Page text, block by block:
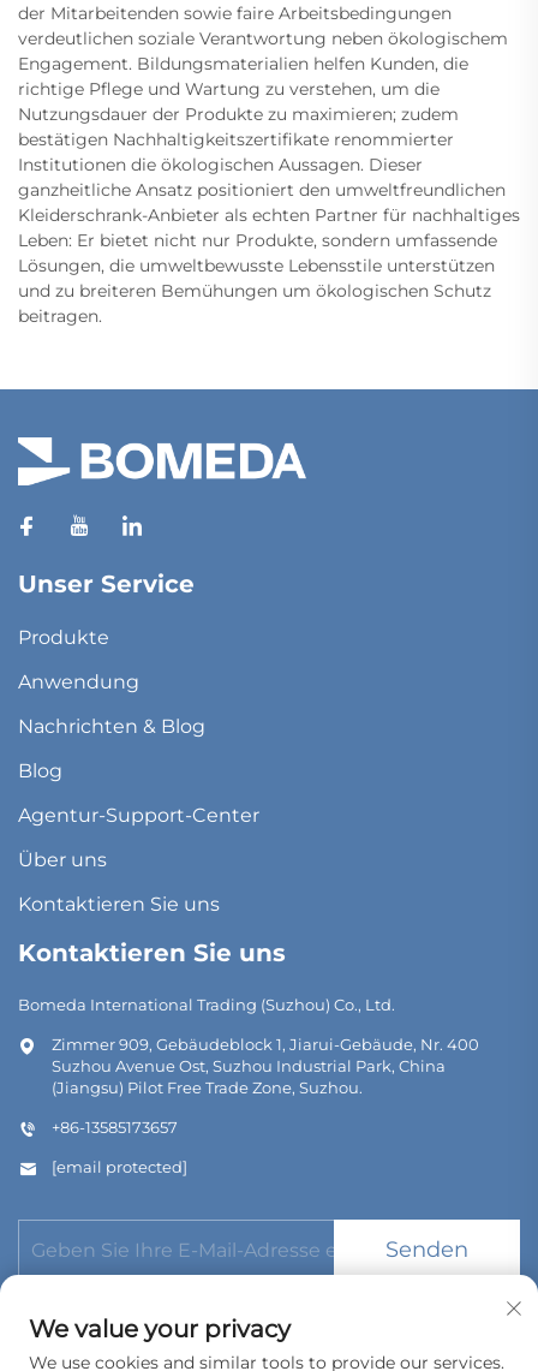
der Mitarbeitenden sowie faire Arbeitsbedingungen
verdeutlichen soziale Verantwortung neben ökologischem
Engagement. Bildungsmaterialien helfen Kunden, die
richtige Pflege und Wartung zu verstehen, um die
Nutzungsdauer der Produkte zu maximieren; zudem
bestätigen Nachhaltigkeitszertifikate renommierter
Institutionen die ökologischen Aussagen. Dieser
ganzheitliche Ansatz positioniert den umweltfreundlichen
Kleiderschrank-Anbieter als echten Partner für nachhaltiges
Leben: Er bietet nicht nur Produkte, sondern umfassende
Lösungen, die umweltbewusste Lebensstile unterstützen
und zu breiteren Bemühungen um ökologischen Schutz
beitragen.
Unser Service
Produkte
Anwendung
Nachrichten & Blog
Blog
Agentur-Support-Center
Über uns
Kontaktieren Sie uns
Kontaktieren Sie uns
Bomeda International Trading (Suzhou) Co., Ltd.
Zimmer 909, Gebäudeblock 1, Jiarui-Gebäude, Nr. 400
Suzhou Avenue Ost, Suzhou Industrial Park, China
(Jiangsu) Pilot Free Trade Zone, Suzhou.
+86-13585173657
[email protected]
Senden
We value your privacy
We use cookies and similar tools to provide our services.